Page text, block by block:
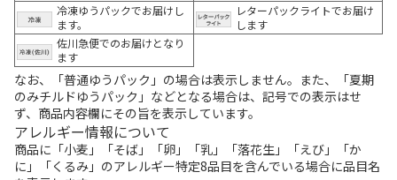
冷凍ゆうパックでお届けし
ます。
レターパックライトでお届け
します
佐川急便でのお届けとなり
ます
なお、「普通ゆうパック」の場合は表示しません。また、「夏期
のみチルドゆうパック」などとなる場合は、記号での表示はせ
ず、商品内容欄にその旨を表示しています。
アレルギー情報について
商品に「小麦」「そば」「卵」「乳」「落花生」「えび」「か
に」「くるみ」のアレルギー特定8品目を含んでいる場合に品目名